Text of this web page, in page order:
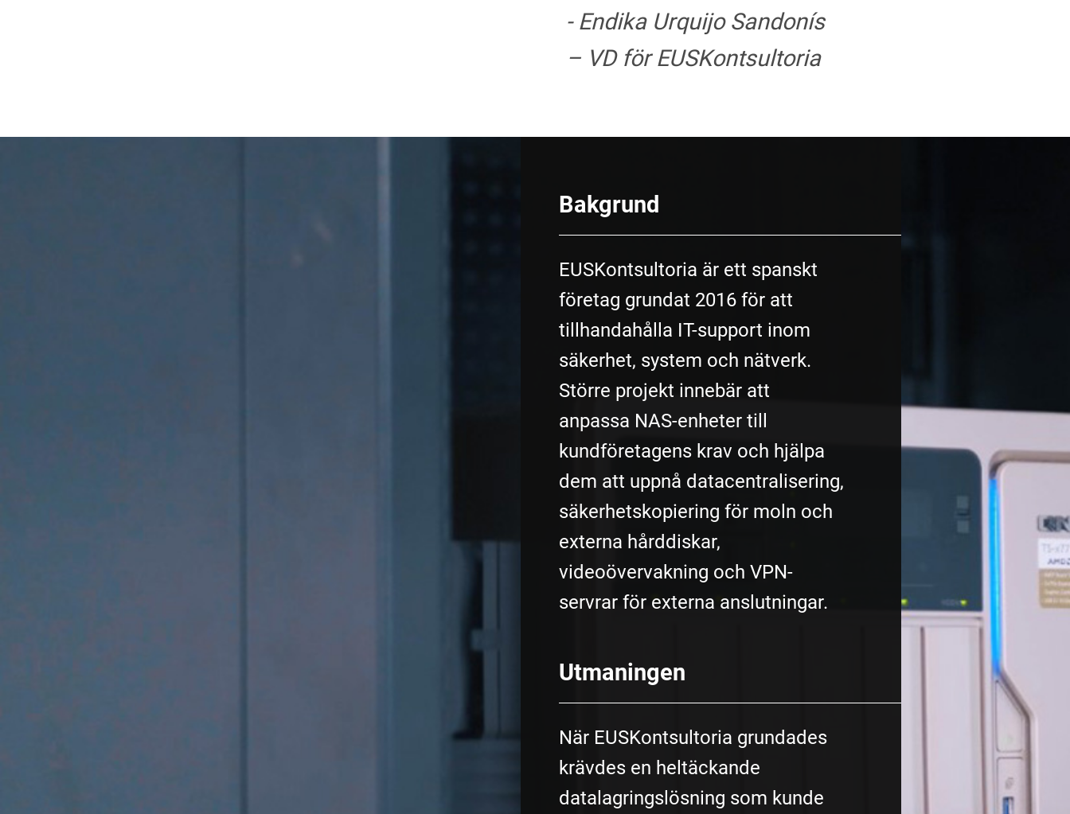
- Endika Urquijo Sandonís
– VD för EUSKontsultoria
Bakgrund
EUSKontsultoria är ett spanskt
företag grundat 2016 för att
tillhandahålla IT-support inom
säkerhet, system och nätverk.
Större projekt innebär att
anpassa NAS-enheter till
kundföretagens krav och hjälpa
dem att uppnå datacentralisering,
säkerhetskopiering för moln och
externa hårddiskar,
videoövervakning och VPN-
servrar för externa anslutningar.
Utmaningen
När EUSKontsultoria grundades
krävdes en heltäckande
datalagringslösning som kunde